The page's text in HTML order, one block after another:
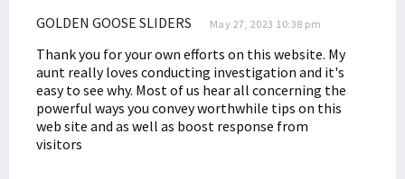
GOLDEN GOOSE SLIDERS May 27, 2023 10:38 pm
Thank you for your own efforts on this website. My
aunt really loves conducting investigation and it's
easy to see why. Most of us hear all concerning the
powerful ways you convey worthwhile tips on this
web site and as well as boost response from
visitors